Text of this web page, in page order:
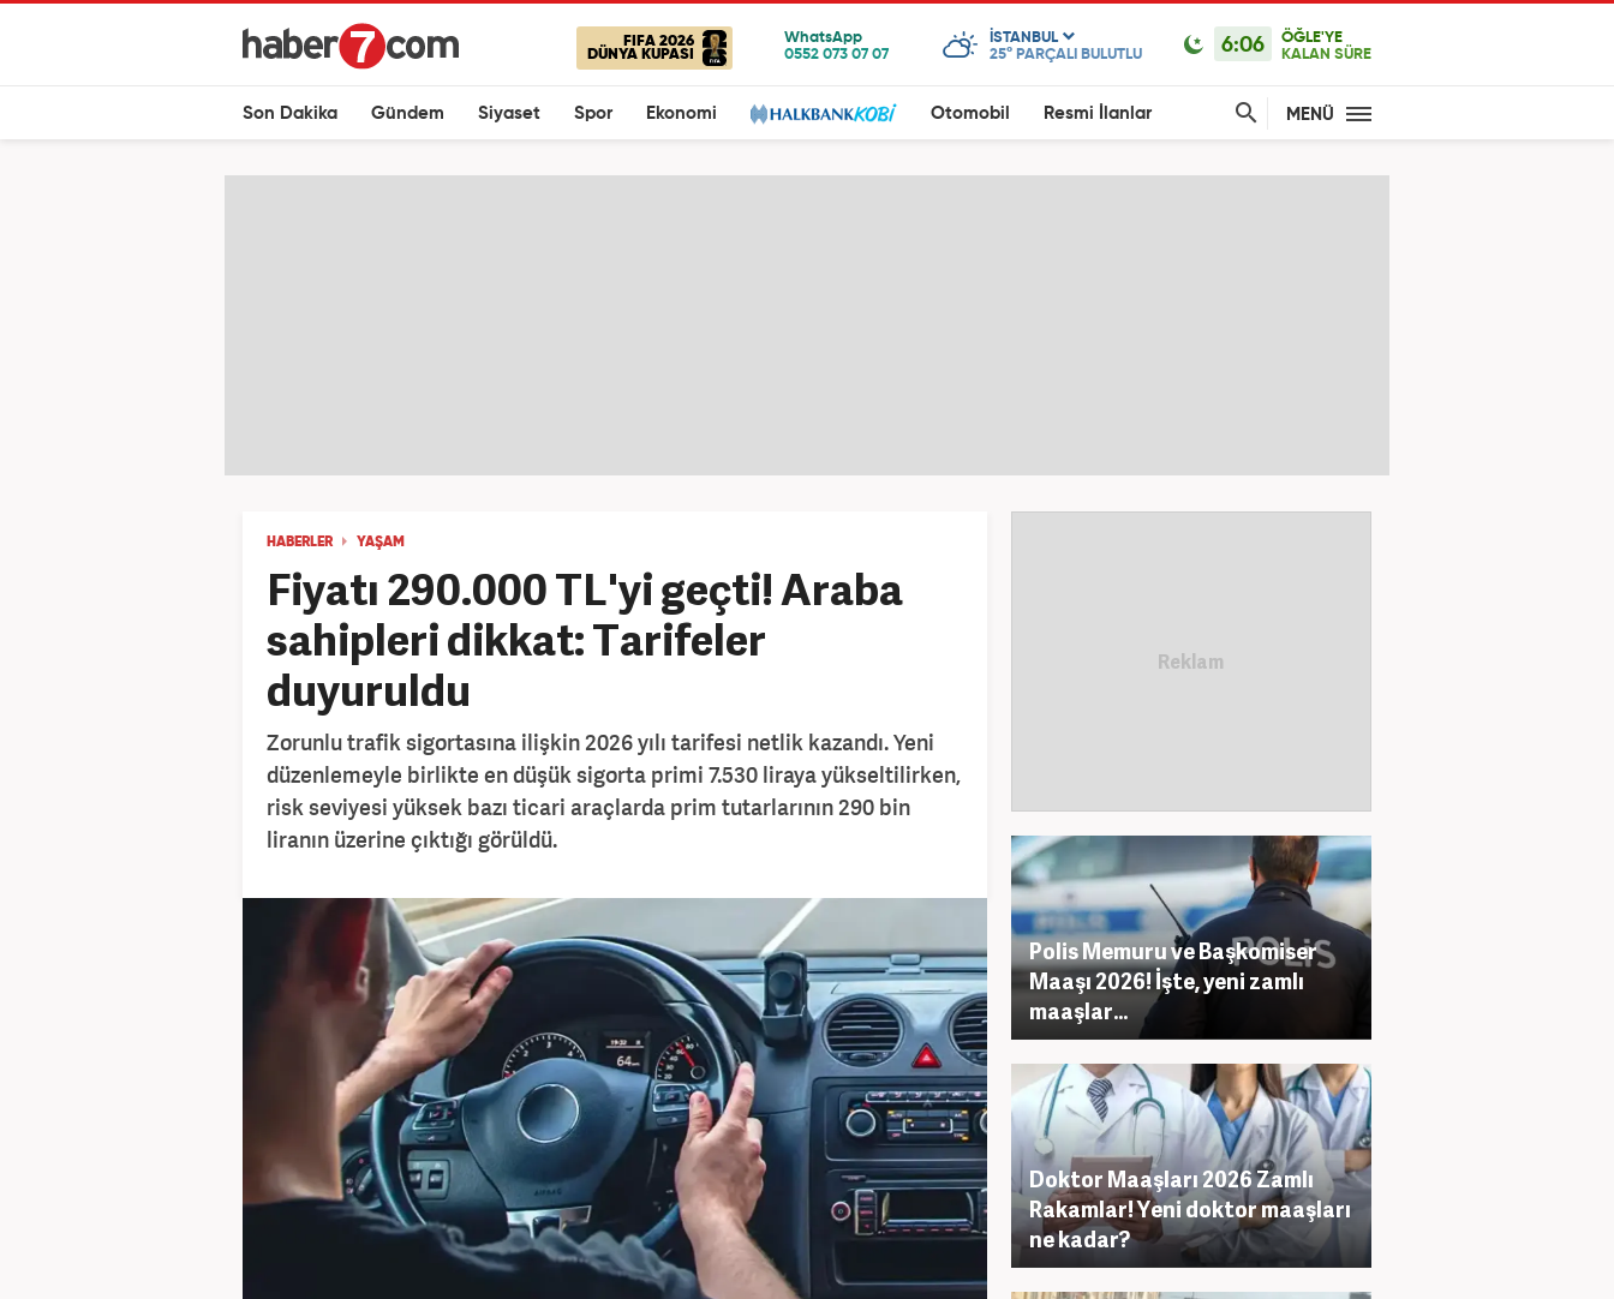
FIFA 2026
DÜNYA KUPASI
ISTANBUL
25° PARÇALI BULUTLU 6:06
ÖĞLE'YE
KALAN SÜRE
Son Dakika Gündem Siyaset Spor Ekonomi Otomobil Resmi İlanlar MENÜ
HABERLER YAŞAM
Fiyatı 290.000 TL'yi geçti! Araba
sahipleri dikkat: Tarifeler
duyuruldu
Zorunlu trafik sigortasına ilişkin 2026 yılı tarifesi netlik kazandı. Yeni
düzenlemeyle birlikte en düşük sigorta primi 7.530 liraya yükseltilirken,
risk seviyesi yüksek bazı ticari araçlarda prim tutarlarının 290 bin
liranın üzerine çıktığı görüldü.
Polis Memuru ve Başkomiser
Maaşı 2026! İşte, yeni zamlı
maaşlar...
Doktor Maaşları 2026 Zamlı
Rakamlar! Yeni doktor maaşları
ne kadar?